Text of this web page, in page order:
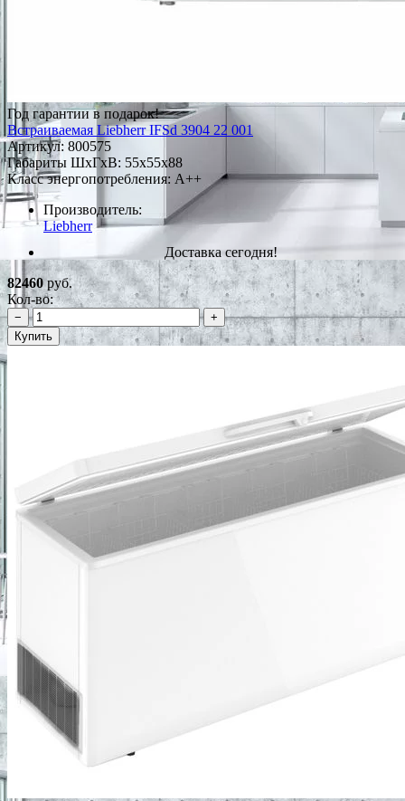
Год гарантии в подарок!
Встраиваемая Liebherr IFSd 3904 22 001
Артикул:800575
Габариты ШxГxВ: 55x55x88
Класс энергопотребления: A++
Производитель:
Liebherr
Доставка сегодня!
82460руб.
Кол-во:
−
+
Купить